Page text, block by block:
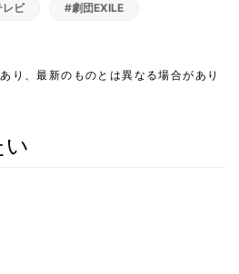
ビ #劇団EXILE
り、最新のものとは異なる場合があり